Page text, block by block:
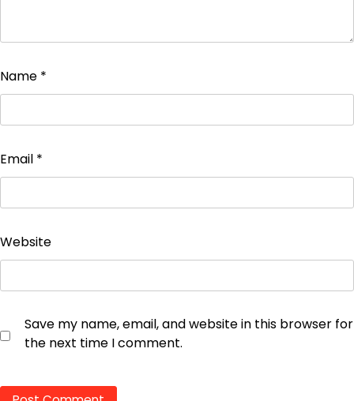
Name *
Email *
Website
Save my name, email, and website in this browser for
the next time I comment.